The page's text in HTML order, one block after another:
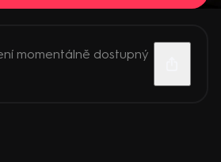
momentálně dostupný